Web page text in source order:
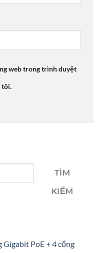
web trong trình duyệt
tôi.
TÌM
KIẾM
PoE + 4 cổng